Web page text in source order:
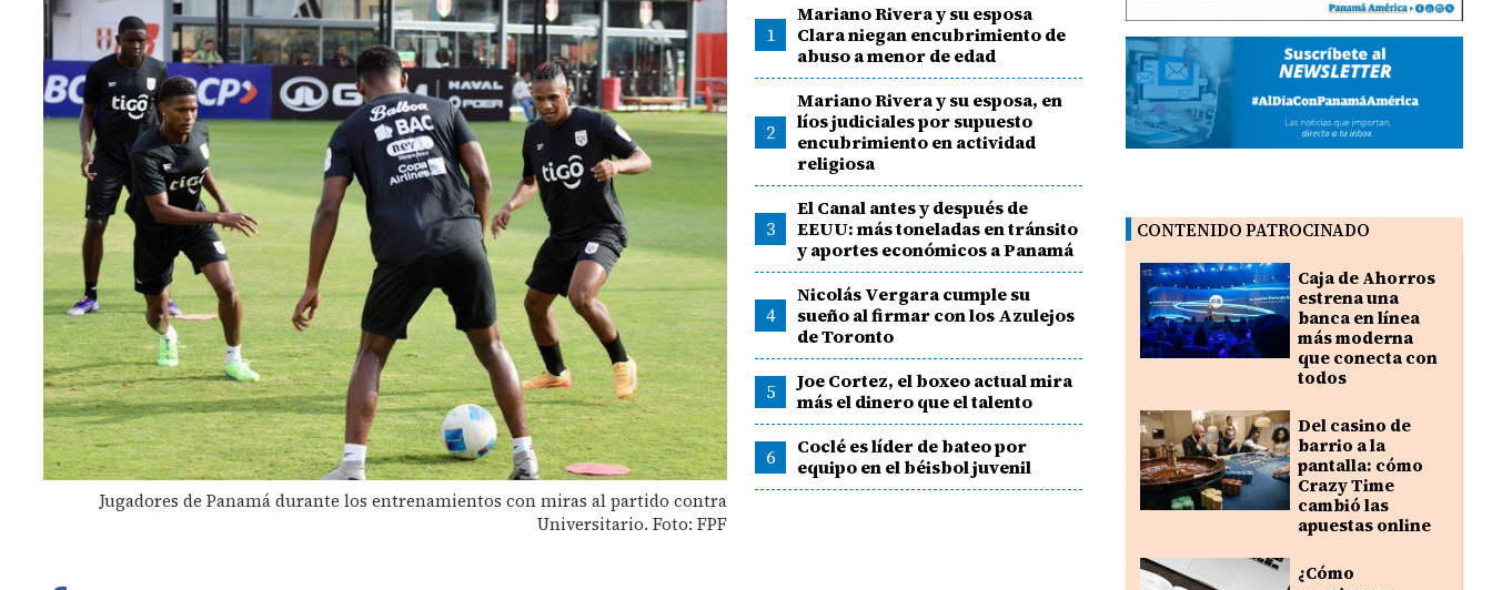
Jugadores de Panamá durante los entrenamientos con miras al partido contra
Universitario. Foto: FPF
1
Mariano Rivera y su esposa
Clara niegan encubrimiento de
abuso a menor de edad
2
Mariano Rivera y su esposa, en
líos judiciales por supuesto
encubrimiento en actividad
religiosa
3
El Canal antes y después de
EEUU: más toneladas en tránsito
y aportes económicos a Panamá
4
Nicolás Vergara cumple su
sueño al firmar con los Azulejos
de Toronto
5
Joe Cortez, el boxeo actual mira
más el dinero que el talento
6
Coclé es líder de bateo por
equipo en el béisbol juvenil
CONTENIDO PATROCINADO
Caja de Ahorros
estrena una
banca en línea
más moderna
que conecta con
todos
Del casino de
barrio a la
pantalla: cómo
Crazy Time
cambió las
apuestas online
¿Cómo